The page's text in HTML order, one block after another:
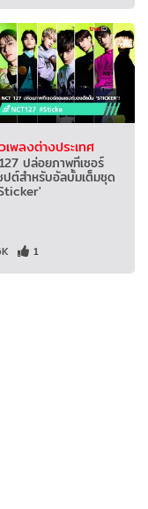
พลงต่างประเทศ
ปล่อยภาพทีเซอร์
ปต์สำหรับอัลบั้มเต็มชุด
1